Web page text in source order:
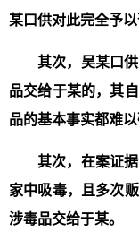
某口供对此完全予
其次，吴某口
品交给于某的，其
品的基本事实都难以
其次，在案证
家中吸毒，且多次
涉毒品交给于某。